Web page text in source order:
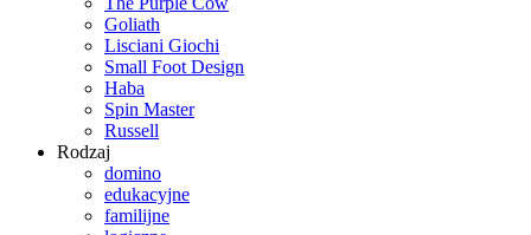
Goliath
Lisciani Giochi
Small Foot Design
Haba
Spin Master
Russell
Rodzaj
domino
edukacyjne
familijne